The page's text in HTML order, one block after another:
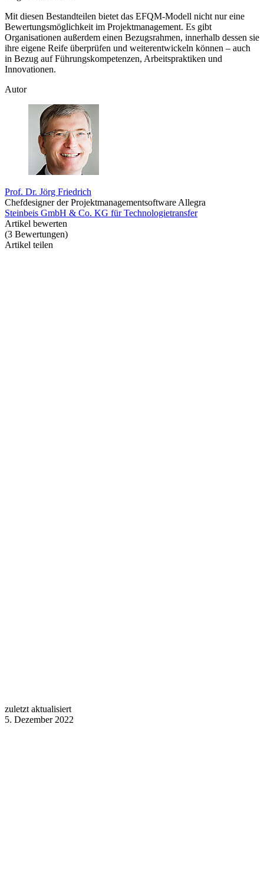
Mit diesen Bestandteilen bietet das EFQM-Modell nicht nur eine
Bewertungsmöglichkeit im Projektmanagement. Es gibt
Organisationen außerdem einen Bezugsrahmen, innerhalb dessen sie
ihre eigene Reife überprüfen und weiterentwickeln können – auch
in Bezug auf Führungskompetenzen, Arbeitspraktiken und
Innovationen.
Autor
Prof. Dr. Jörg Friedrich
Chefdesigner der Projektmanagementsoftware Allegra
Steinbeis GmbH & Co. KG für Technologietransfer
Artikel bewerten
(3 Bewertungen)
Artikel teilen
zuletzt aktualisiert
5. Dezember 2022